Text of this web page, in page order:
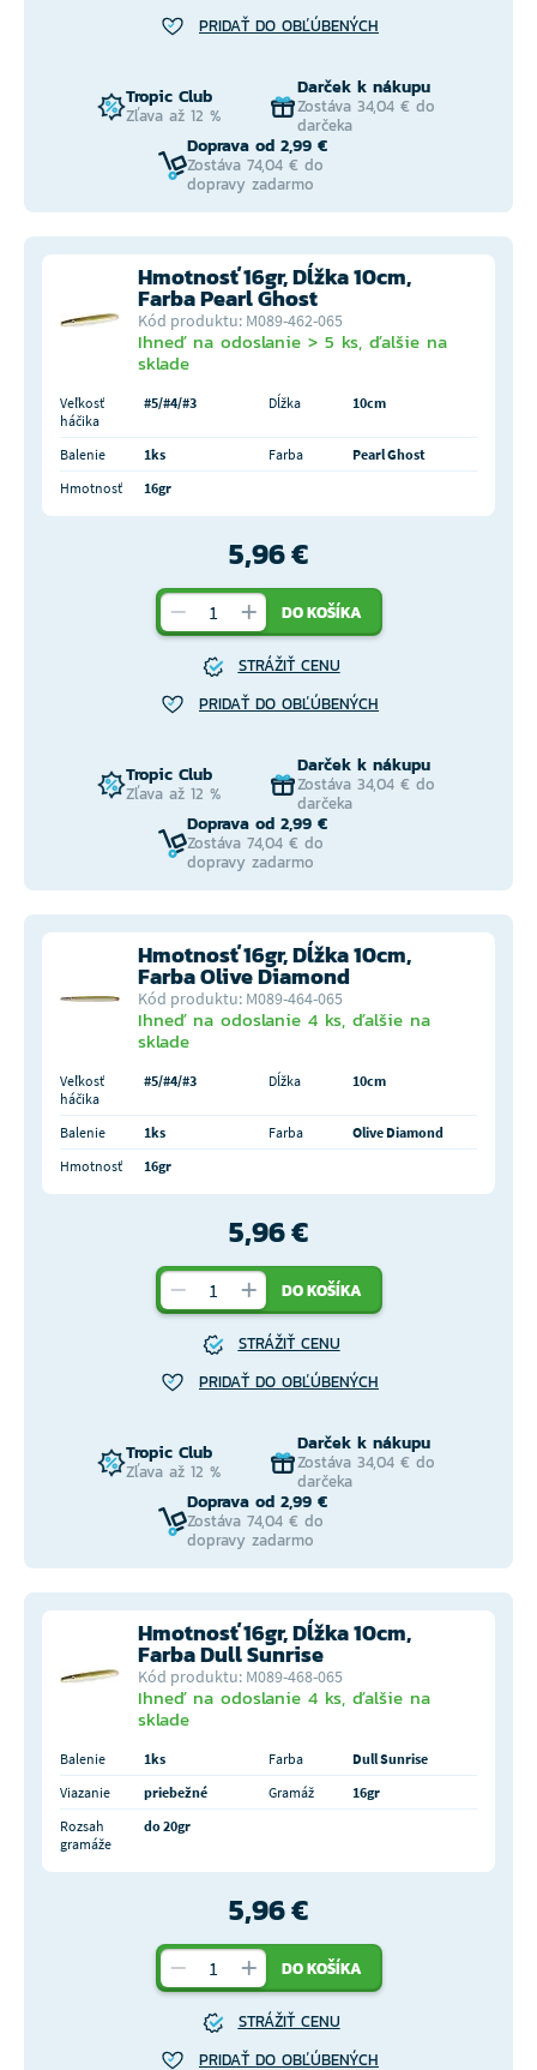
PRIDAŤ DO OBĽÚBENÝCH
Tropic Club
Zľava až 12 %
Darček k nákupu
Zostáva 34,04 € do
darčeka
Doprava od 2,99 €
Zostáva 74,04 € do
dopravy zadarmo
Hmotnosť 16gr, Dĺžka 10cm,
Farba Pearl Ghost
Kód produktu: M089-462-065
Ihneď na odoslanie > 5 ks, ďalšie na
sklade
Veľkosť
háčika
#5/#4/#3 Dĺžka 10cm
Balenie 1ks Farba
Pearl Ghost
Hmotnosť
16gr
5,96 €
DO KOŠÍKA
STRÁŽIŤ CENU
PRIDAŤ DO OBĽÚBENÝCH
Tropic Club
Zľava až 12 %
Darček k nákupu
Zostáva 34,04 € do
darčeka
Doprava od 2,99 €
Zostáva 74,04 € do
dopravy zadarmo
Hmotnosť 16gr, Dĺžka 10cm,
Farba Olive Diamond
Kód produktu: M089-464-065
Ihneď na odoslanie 4 ks, ďalšie na
sklade
Veľkosť
háčika
#5/#4/#3 Dĺžka 10cm
Balenie 1ks Farba
Olive Diamond
Hmotnosť
16gr
5,96 €
DO KOŠÍKA
STRÁŽIŤ CENU
PRIDAŤ DO OBĽÚBENÝCH
Tropic Club
Zľava až 12 %
Darček k nákupu
Zostáva 34,04 € do
darčeka
Doprava od 2,99 €
Zostáva 74,04 € do
dopravy zadarmo
Hmotnosť 16gr, Dĺžka 10cm,
Farba Dull Sunrise
Kód produktu: M089-468-065
Ihneď na odoslanie 4 ks, ďalšie na
sklade
Balenie 1ks Farba
Dull Sunrise
Viazanie
priebežné Gramáž
16gr
Rozsah
gramáže
do 20gr
5,96 €
DO KOŠÍKA
STRÁŽIŤ CENU
PRIDAŤ DO OBĽÚBENÝCH